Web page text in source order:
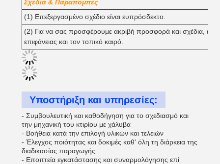
Σχέδια & Παραπομπές
(1) Επεξεργασμένο σχέδιο είναι ευπρόσδεκτο.
(2) Για να σας προσφέρουμε ακριβή προσφορά και σχέδια,
επιφάνειας και τον τοπικό καιρό.
Υποστήριξη και υπηρεσίες:
- Συμβουλευτική και καθοδήγηση για το σχεδιασμό και
την μηχανική του κτιρίου με χάλυβα
- Βοήθεια κατά την επιλογή υλικών και τελειών
- Έλεγχος ποιότητας και δοκιμές καθ' όλη τη διάρκεια της
διαδικασίας παραγωγής
- Εποπτεία εγκατάστασης και συναρμολόγησης επί